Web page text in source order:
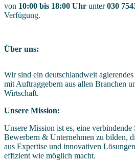
von 10:00 bis 18:00 Uhr unter030
Verfügung.
Über uns:
Wir sind ein deutschlandweit
mit Auftraggebern aus allen Branchen
Wirtschaft.
Unsere Mission:
Unsere Mission ist es, eine
Bewerbern & Unternehmen zu bilden,
aus Expertise und innovativen
effizient wie möglich macht.